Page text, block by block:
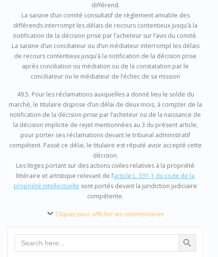
différend.
La saisine d’un comité consultatif de règlement amiable des
différends interrompt les délais de recours contentieux jusqu’à la
notification de la décision prise par l’acheteur sur l’avis du comité.
La saisine d’un conciliateur ou d’un médiateur interrompt les délais
de recours contentieux jusqu’à la notification de la décision prise
après conciliation ou médiation ou de la constatation par le
conciliateur ou le médiateur de l’échec de sa mission
49.5. Pour les réclamations auxquelles a donné lieu le solde du
marché, le titulaire dispose d’un délai de deux mois, à compter de la
notification de la décision prise par l’acheteur ou de la naissance de
la décision implicite de rejet mentionnées au 3 du présent article,
pour porter ses réclamations devant le tribunal administratif
compétent. Passé ce délai, le titulaire est réputé avoir accepté cette
décision.
Les litiges portant sur des actions civiles relatives à la propriété
littéraire et artistique relevant de l’article L. 331-1 du code de la
propriété intellectuelle sont portés devant la juridiction judiciaire
compétente.
Cliquez pour afficher les commentaires
Search Search Button